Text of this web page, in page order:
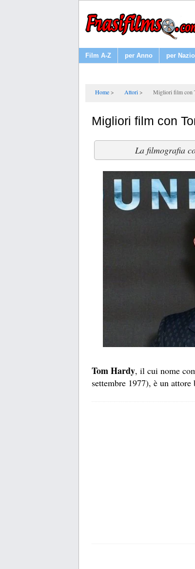
Film A-Z per Anno per
Home Attori Migliori film con
Migliori film con
La filmografia
Tom Hardy, il cui nome
settembre 1977), è un attore